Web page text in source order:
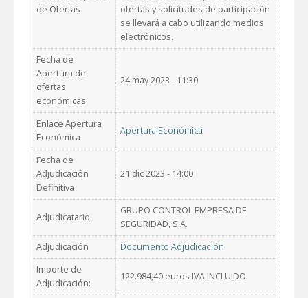
de Ofertas
ofertas y solicitudes de participación
se llevará a cabo utilizando medios
electrónicos.
Fecha de
Apertura de
ofertas
económicas
24 may 2023 - 11:30
Enlace Apertura
Económica
Apertura Económica
Fecha de
Adjudicación
Definitiva
21 dic 2023 - 14:00
Adjudicatario
GRUPO CONTROL EMPRESA DE
SEGURIDAD, S.A.
Adjudicación
Documento Adjudicación
Importe de
Adjudicación:
122.984,40 euros IVA INCLUIDO.